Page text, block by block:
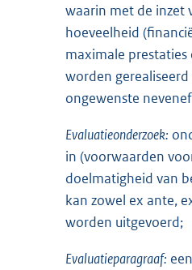
waarin met de inzet
hoeveelheid
maximale
worden
ongewenste
Evaluatieonderzoek:
in (voorwaarden
doelmatigheid van
kan zowel ex ante,
worden uitgevoerd;
Evaluatieparagraaf: